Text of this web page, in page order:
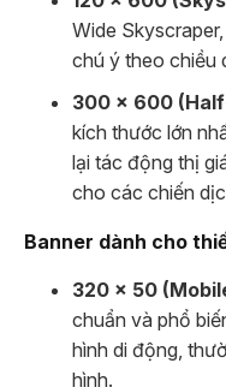
Wide
chú ý theo chiều
300 x 600
kích thước lớn
lại tác động thị
cho các chiến
Banner dành cho
320 x 50
chuẩn và phổ
hình di động,
hình.